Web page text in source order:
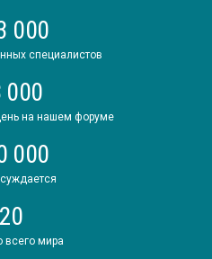
000
специалистов
000
на нашем форуме
000
20
всего мира